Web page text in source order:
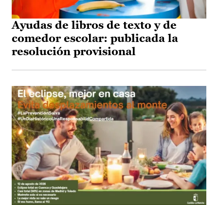
Ayudas de libros de texto y de
comedor escolar: publicada la
resolución provisional